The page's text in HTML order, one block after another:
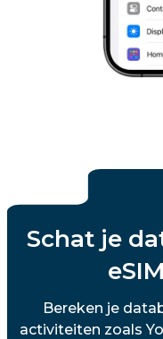
Schat je
Bereken je
activiteiten zoals